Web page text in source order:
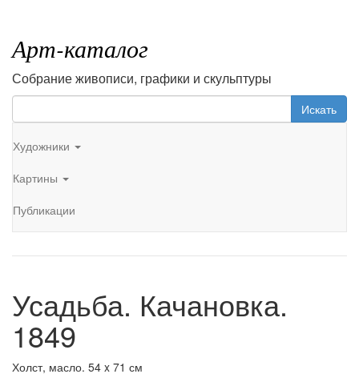
Арт-каталог
Собрание живописи, графики и скульптуры
Искать
Художники
Картины
Публикации
Усадьба. Качановка.
1849
Холст, масло. 54 x 71 см